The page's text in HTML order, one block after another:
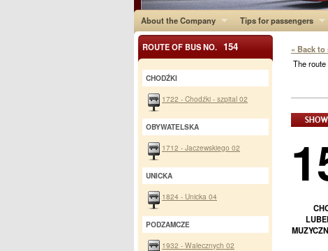
About the Company Tips for passengers
« Back to
The
ROUTE OF BUS NO. 154
CHODŹKI
1722 - Chodźki - szpital 02
OBYWATELSKA
1712 - Jaczewskiego 02
UNICKA
1824 - Unicka 04
PODZAMCZE
1932 - Walecznych 02